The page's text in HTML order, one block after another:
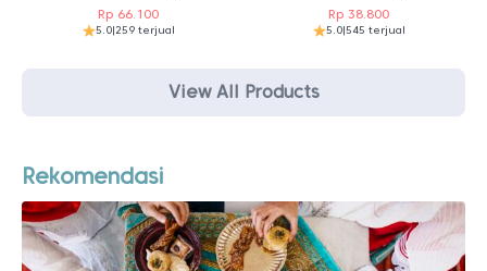
Rp 66.100
5.0|259 terjual
Rp 38.800
5.0|545 terjual
View All Products
Rekomendasi